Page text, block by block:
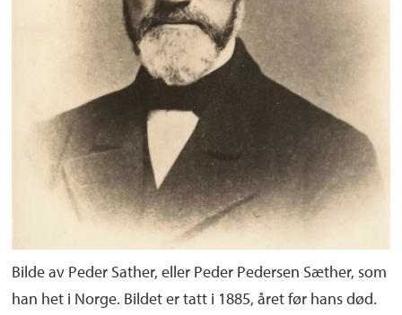
Bilde av Peder Sather, eller Peder Pedersen Sæther, som
han het i Norge. Bildet er tatt i 1885, året før hans død.